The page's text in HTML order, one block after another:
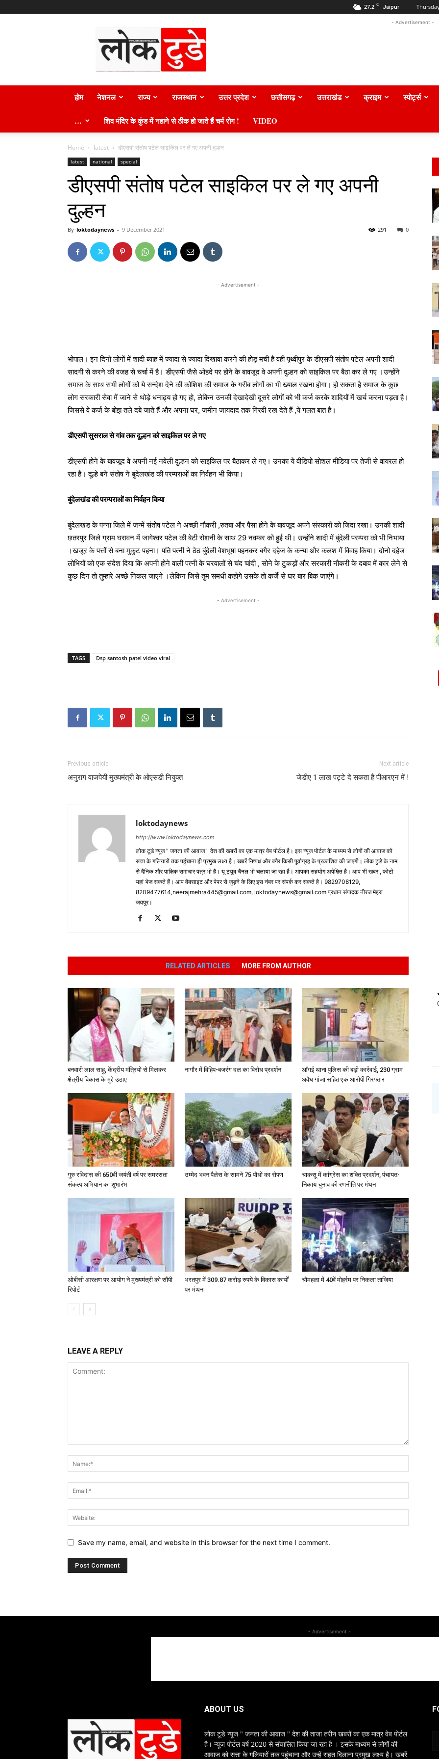
27.2 C Jaipur
टुडे
न्यूज़
- Advertisement -
होम नेशनल राज्य राजस्थान उत्तर प्रदेश छत्तीसगढ़ उत्तराखंड क्राइम स्पोर्ट्स
… शिव मंदिर के कुंड में नहाने से ठीक हो जाते हैं चर्म रोग ! VIDEO
Home latest डीएसपी संतोष पटेल साइकिल पर ले गए अपनी दुल्हन
latest national special
डीएसपी संतोष पटेल साइकिल पर ले गए अपनी
दुल्हन
By loktodaynews - 9 December 2021 0
291
- Advertisement -
भोपाल। इन दिनों लोगों में शादी ब्याह में ज्यादा से ज्यादा दिखावा करने की होड़ मची है वहीं पृथ्वीपुर के डीएसपी संतोष पटेल अपनी शादी
सादगी से करने की वजह से चर्चा में है। डीएसपी जैसे ओहदे पर होने के बावजूद वे अपनी दुल्हन को साइकिल पर बैठा कर ले गए ।उन्होंने
समाज के साथ सभी लोगों को ये सन्देश देने की कोशिश की समाज के गरीब लोगों का भी ख्याल रखना होगा। हो सकता है समाज के कुछ
लोग सरकारी सेवा में जाने से थोड़े धनाढ्य हो गए हो, लेकिन उनकी देखादेखी दूसरे लोगों को भी कर्ज करके शादियों में खर्च करना पड़ता है।
जिससे वे कर्ज के बोझ तले दबे जाते हैं और अपना घर, जमीन जायदाद तक गिरवी रख देते हैं ,ये गलत बात है।
डीएसपी सुसराल से गांव तक दुल्हन को साइकिल पर ले गए
डीएसपी होने के बावजूद वे अपनी नई नवेली दुल्हन को साइकिल पर बैठाकर ले गए। उनका ये वीडियो सोशल मीडिया पर तेजी से वायरल हो
रहा है। दूल्हे बने संतोष ने बुंदेलखंड की परम्पराओं का निर्वहन भी किया।
बुंदेलखंड की परम्पराओं का निर्वहन किया
बुंदेलखंड के पन्ना जिले में जन्में संतोष पटेल ने अच्छी नौकरी ,रुतबा और पैसा होने के बावजूद अपने संस्कारों को जिंदा रखा। उनकी शादी
छतरपुर जिले ग्राम घरावन में जागेश्वर पटेल की बेटी रोशनी के साथ 29 नवम्बर को हुई थी। उन्होंने शादी में बुंदेली परम्परा को भी निभाया
।खजूर के पत्तों से बना मुकुट पहना। पति पत्नी ने ठेठ बुंदेली वेशभूषा पहनकर बगैर दहेज के कन्या और कलश में विवाह किया। दोनो दहेज
लोभियों को एक संदेश दिया कि अपनी होने वाली पत्नी के घरवालों से चंद चांदी , सोने के टुकड़ों और सरकारी नौकरी के दबाव में कार लेने से
कुछ दिन तो तुम्हारे अच्छे निकल जाएंगे ।लेकिन जिसे तुम समधी कहोगे उसके तो कर्जे से घर बार बिक जाएंगे।
- Advertisement -
TAGS Dsp santosh patel video viral
Previous article
अनुराग वाजपेयी मुख्यमंत्री के ओएसडी नियुक्त
Next article
जेडीए 1 लाख पट्टे दे सकता है पीआरएन में !
loktodaynews
http://www.loktodaynews.com
लोक टूडे न्यूज " जनता की आवाज " देश की खबरों का एक मात्र वेब पोर्टल है। इस न्यूज पोर्टल के माध्यम से लोगों की आवाज को
सत्ता के गलियारों तक पहुंचाना ही प्रमुख लक्ष्य है। खबरें निष्पक्ष और बगैर किसी पूर्वाग्रह के प्रकाशित की जाएगी। लोक टुडे के नाम
से दैनिक और पाक्षिक समाचार पत्र भी है। यू ट्यूब चैनल भी चलाया जा रहा है। आपका सहयोग अपेक्षित है। आप भी खबर , फोटो
यहां भेज सकते हैं। आप वैबसाइट और पेपर से जुड़ने के लिए इस नंबर पर संपर्क कर सकते है। 9829708129,
8209477614,neerajmehra445@gmail.com, loktodaynews@gmail.com प्रधान संपादक नीरज मेहरा
जयपुर।
RELATED ARTICLES MORE FROM AUTHOR
बनवारी लाल साहू, केंद्रीय मंत्रियों से मिलकर
क्षेत्रीय विकास के मुद्दे उठाए
नागौर में विहिप-बजरंग दल का विरोध प्रदर्शन
आँगई थाना पुलिस की बड़ी कार्रवाई, 230 ग्राम
अवैध गांजा सहित एक आरोपी गिरफ्तार
गुरु रविदास की 650वीं जयंती वर्ष पर समरसता
संकल्प अभियान का शुभारंभ
उम्मेद भवन पैलेस के सामने 75 पौधों का रोपण
चाकसू में कांग्रेस का शक्ति प्रदर्शन, पंचायत-
निकाय चुनाव की रणनीति पर मंथन
ओबीसी आरक्षण पर आयोग ने मुख्यमंत्री को सौंपी
रिपोर्ट
भरतपुर में 309.87 करोड़ रुपये के विकास कार्यों
पर मंथन
चौमहला में 40वें मोहर्रम पर निकला ताजिया
LEAVE A REPLY
Save my name, email, and website in this browser for the next time I comment.
- Advertisement -
ABOUT US
लोक टूडे न्यूज " जनता की आवाज " देश की ताजा तरीन खबरों का एक मात्र वेब पोर्टल
है। न्यूज पोर्टल वर्ष 2020 से संचालित किया जा रहा है । इसके माध्यम से लोगों की
आवाज को सत्ता के गलियारों तक पहुंचाना और उन्हें राहत दिलाना प्रमुख लक्ष्य है। खबरें